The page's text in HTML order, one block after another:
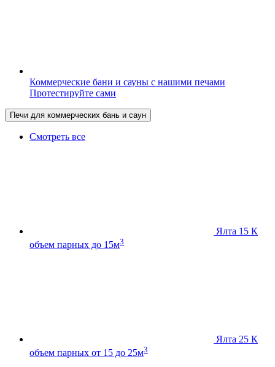
Коммерческие бани и сауны с нашими печами
Протестируйте сами
Печи для коммерческих бань и саун
Смотреть все
Ялта 15 К
объем парных до 15м3
Ялта 25 К
объем парных от 15 до 25м3